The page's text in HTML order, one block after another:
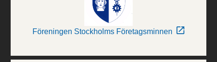
Föreningen Stockholms Företagsminnen